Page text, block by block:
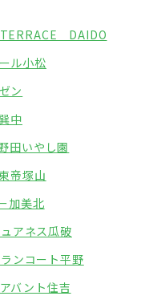
TERRACE DAIDO
ル小松
ン
中
田いやし園
帝塚山
加美北
アネス瓜破
ンコート平野
アバント住吉